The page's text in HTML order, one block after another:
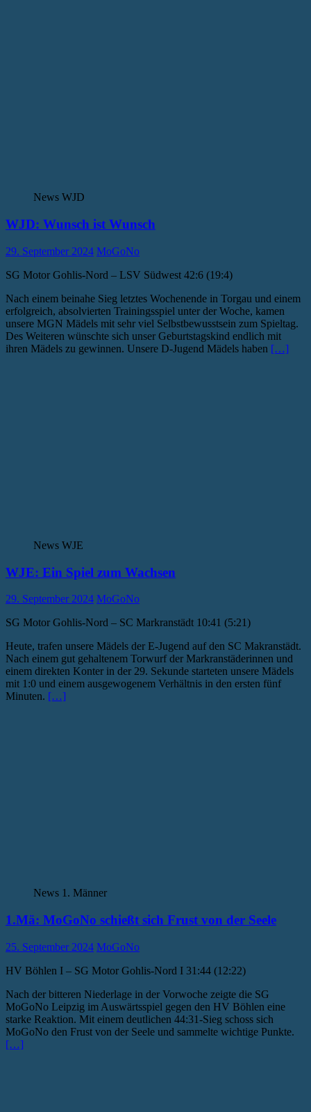
News WJD
WJD: Wunsch ist Wunsch
29. September 2024 MoGoNo
SG Motor Gohlis-Nord – LSV Südwest 42:6 (19:4)
Nach einem beinahe Sieg letztes Wochenende in Torgau und einem
erfolgreich, absolvierten Trainingsspiel unter der Woche, kamen
unsere MGN Mädels mit sehr viel Selbstbewusstsein zum Spieltag.
Des Weiteren wünschte sich unser Geburtstagskind endlich mit
ihren Mädels zu gewinnen. Unsere D-Jugend Mädels haben […]
News WJE
WJE: Ein Spiel zum Wachsen
29. September 2024 MoGoNo
SG Motor Gohlis-Nord – SC Markranstädt 10:41 (5:21)
Heute, trafen unsere Mädels der E-Jugend auf den SC Makranstädt.
Nach einem gut gehaltenem Torwurf der Markranstäderinnen und
einem direkten Konter in der 29. Sekunde starteten unsere Mädels
mit 1:0 und einem ausgewogenem Verhältnis in den ersten fünf
Minuten. […]
News 1. Männer
1.Mä: MoGoNo schießt sich Frust von der Seele
25. September 2024 MoGoNo
HV Böhlen I – SG Motor Gohlis-Nord I 31:44 (12:22)
Nach der bitteren Niederlage in der Vorwoche zeigte die SG
MoGoNo Leipzig im Auswärtsspiel gegen den HV Böhlen eine
starke Reaktion. Mit einem deutlichen 44:31-Sieg schoss sich
MoGoNo den Frust von der Seele und sammelte wichtige Punkte.
[…]